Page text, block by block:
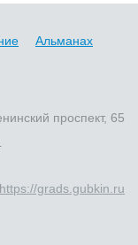
Альманах
проспект, 65
https://grads.gubkin.ru